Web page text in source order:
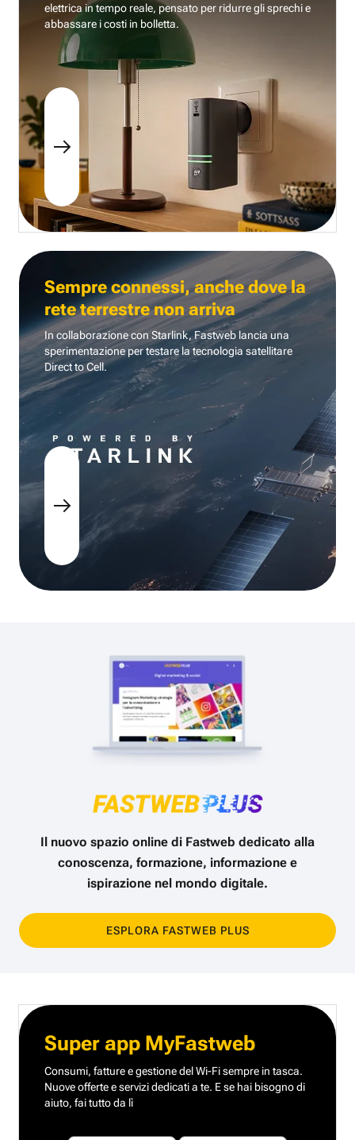
elettrica in tempo reale, pensato per ridurre gli sprechi e
abbassare i costi in bolletta.
Sempre connessi, anche dove la
rete terrestre non arriva
In collaborazione con Starlink, Fastweb lancia una
sperimentazione per testare la tecnologia satellitare
Direct to Cell.
Il nuovo spazio online di Fastweb dedicato alla
conoscenza, formazione, informazione e
ispirazione nel mondo digitale.
ESPLORA FASTWEB PLUS
Super app MyFastweb
Consumi, fatture e gestione del Wi-Fi sempre in tasca.
Nuove offerte e servizi dedicati a te. E se hai bisogno di
aiuto, fai tutto da lì